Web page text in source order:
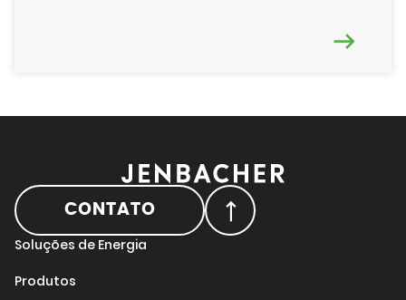
CONTATO
Soluções de Energia
Produtos